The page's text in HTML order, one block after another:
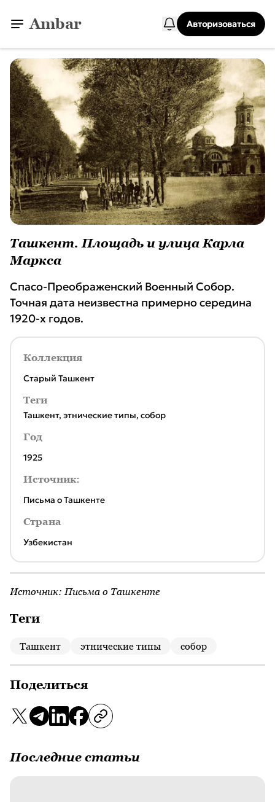
Ambar Авторизоваться
Ташкент. Площадь и улица Карла
Маркса
Спасо-Преображенский Военный Собор.
Точная дата неизвестна примерно середина
1920-х годов.
Коллекция
Старый Ташкент
Теги
Ташкент, этнические типы, собор
Год
1925
Источник:
Письма о Ташкенте
Страна
Узбекистан
Источник: Письма о Ташкенте
Теги
Ташкент этнические типы собор
Поделиться
Последние статьи